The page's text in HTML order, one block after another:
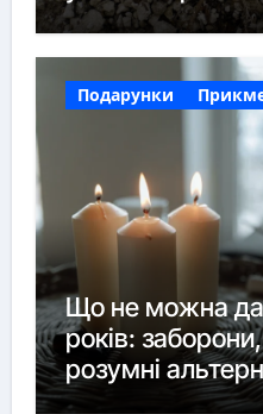
Подарунки
Що не можна
років:
розумні